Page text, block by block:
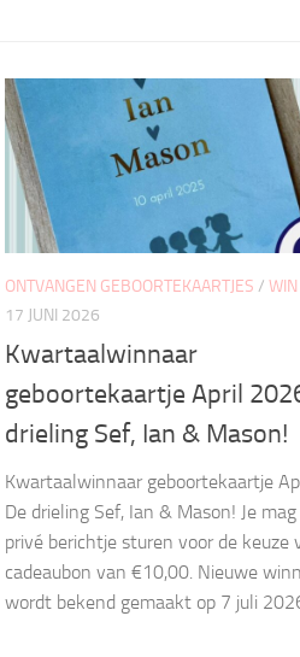
ONTVANGEN GEBOORTEKAARTJES / WIN
17 JUNI 2026
Kwartaalwinnaar
geboortekaartje April
drieling Sef, Ian & Mason!
Kwartaalwinnaar geboortekaartje
De drieling Sef, Ian & Mason! Je
privé berichtje sturen voor de keuze
cadeaubon van €10,00. Nieuwe
wordt bekend gemaakt op 7 juli